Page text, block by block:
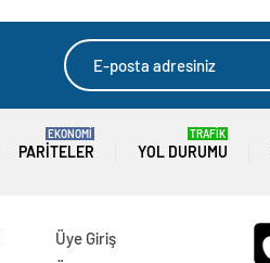
PARITELER
EKONOMİ
YOL DURUMU
TRAFİK
Üye Giriş